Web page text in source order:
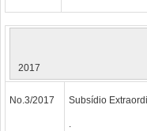
2017
No.3/2017 Subsídio
.